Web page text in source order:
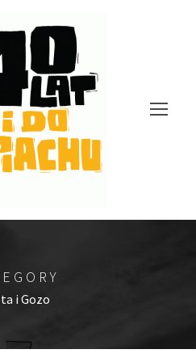
i Gozo